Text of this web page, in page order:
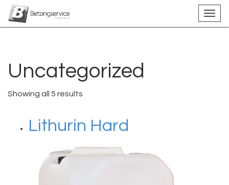
Uncategorized
Showing all 5 results
Lithurin Hard